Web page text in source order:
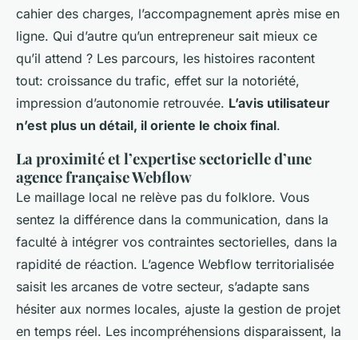
cahier des charges, l’accompagnement après mise en
ligne. Qui d’autre qu’un entrepreneur sait mieux ce
qu’il attend ? Les parcours, les histoires racontent
tout: croissance du trafic, effet sur la notoriété,
impression d’autonomie retrouvée. L’avis utilisateur
n’est plus un détail, il oriente le choix final.
La proximité et l’expertise sectorielle d’une
agence française Webflow
Le maillage local ne relève pas du folklore. Vous
sentez la différence dans la communication, dans la
faculté à intégrer vos contraintes sectorielles, dans la
rapidité de réaction. L’agence Webflow territorialisée
saisit les arcanes de votre secteur, s’adapte sans
hésiter aux normes locales, ajuste la gestion de projet
en temps réel. Les incompréhensions disparaissent, la